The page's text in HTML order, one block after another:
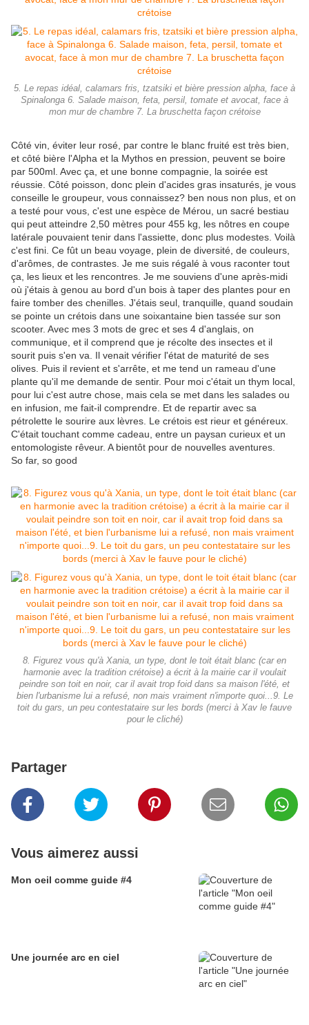
5. Le repas idéal, calamars fris, tzatsiki et bière pression alpha, face à
Spinalonga 6. Salade maison, feta, persil, tomate et avocat, face à
mon mur de chambre 7. La bruschetta façon crétoise
Côté vin, éviter leur rosé, par contre le blanc fruité est très bien,
et côté bière l'Alpha et la Mythos en pression, peuvent se boire
par 500ml. Avec ça, et une bonne compagnie, la soirée est
réussie. Côté poisson, donc plein d'acides gras insaturés, je vous
conseille le groupeur, vous connaissez? ben nous non plus, et on
a testé pour vous, c'est une espèce de Mérou, un sacré bestiau
qui peut atteindre 2,50 mètres pour 455 kg, les nôtres en coupe
latérale pouvaient tenir dans l'assiette, donc plus modestes. Voilà
c'est fini. Ce fût un beau voyage, plein de diversité, de couleurs,
d'arômes, de contrastes. Je me suis régalé à vous raconter tout
ça, les lieux et les rencontres. Je me souviens d'une après-midi
où j'étais à genou au bord d'un bois à taper des plantes pour en
faire tomber des chenilles. J'étais seul, tranquille, quand soudain
se pointe un crétois dans une soixantaine bien tassée sur son
scooter. Avec mes 3 mots de grec et ses 4 d'anglais, on
communique, et il comprend que je récolte des insectes et il
sourit puis s'en va. Il venait vérifier l'état de maturité de ses
olives. Puis il revient et s'arrête, et me tend un rameau d'une
plante qu'il me demande de sentir. Pour moi c'était un thym local,
pour lui c'est autre chose, mais cela se met dans les salades ou
en infusion, me fait-il comprendre. Et de repartir avec sa
pétrolette le sourire aux lèvres. Le crétois est rieur et généreux.
C'était touchant comme cadeau, entre un paysan curieux et un
entomologiste rêveur. A bientôt pour de nouvelles aventures.
So far, so good
8. Figurez vous qu'à Xania, un type, dont le toit était blanc (car en
harmonie avec la tradition crétoise) a écrit à la mairie car il voulait
peindre son toit en noir, car il avait trop foid dans sa maison l'été, et
bien l'urbanisme lui a refusé, non mais vraiment n'importe quoi...9. Le
toit du gars, un peu contestataire sur les bords (merci à Xav le fauve
pour le cliché)
Partager
Vous aimerez aussi
Mon oeil comme guide #4
Une journée arc en ciel